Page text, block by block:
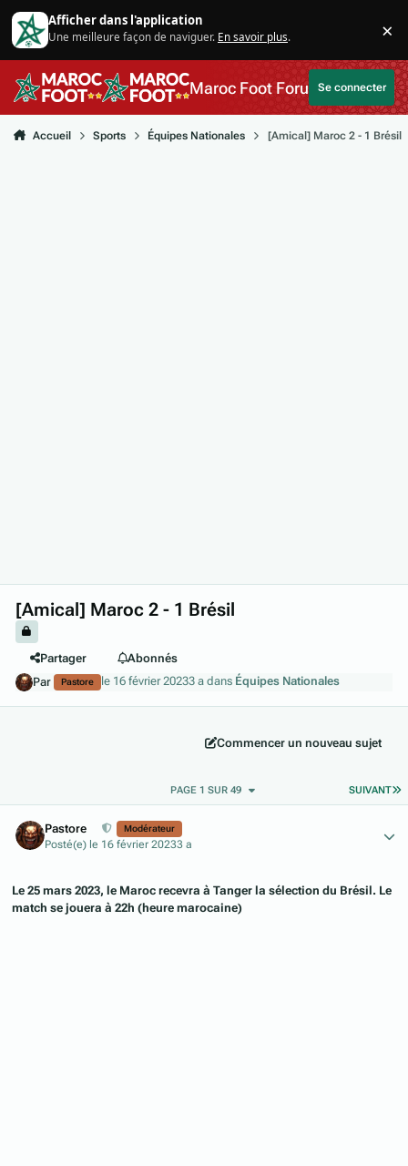
Aller au contenu
Afficher dans l'application
Une meilleure façon de naviguer. En savoir plus. ×
Maroc Foot ForumSe connecter
Accueil Sports Équipes Nationales [Amical] Maroc 2 - 1 Brésil
[Amical] Maroc 2 - 1 Brésil
Partager
Abonnés
Par
Pastore le 16 février 20233 a dans Équipes Nationales
Commencer un nouveau sujet
SUIVANT
PAGE 1 SUR 49
Pastore Modérateur
Posté(e) le 16 février 20233 a
Le 25 mars 2023, le Maroc recevra à Tanger la sélection du Brésil. Le
match se jouera à 22h (heure marocaine)